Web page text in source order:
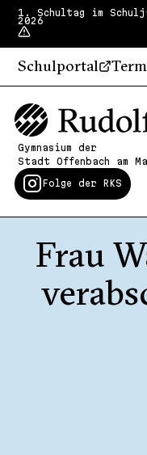
1. Schultag im
2026
Schulportal
Gymnasium der
Stadt Offenbach am
Folge der RKS
Frau